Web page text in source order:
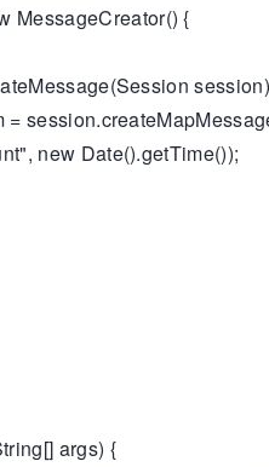
MessageCreator() {
, new Date().getTime());
args) {